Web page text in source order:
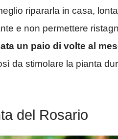
ripararla in casa,
e non permettere
un paio di volte al
da stimolare la pianta
del Rosario